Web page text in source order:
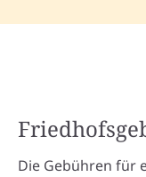
Die Gebühren für